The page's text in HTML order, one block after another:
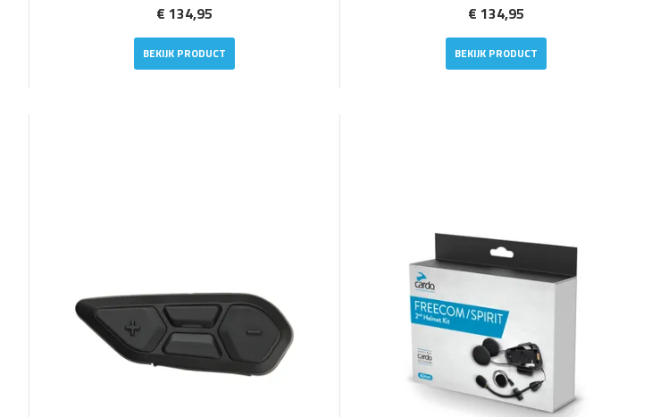
€ 134,95
BEKIJK PRODUCT
€ 134,95
BEKIJK PRODUCT